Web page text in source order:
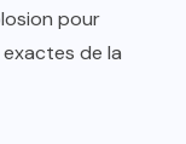
pour
de la